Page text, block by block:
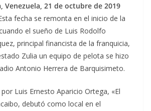
Venezuela, 21 de octubre de 2019
fecha se remonta en el inicio de la
el sueño de Luis Rodolfo
principal financista de la franquicia,
Zulia un equipo de pelota se hizo
Antonio Herrera de Barquisimeto.
Luis Ernesto Aparicio Ortega, «El
debutó como local en el